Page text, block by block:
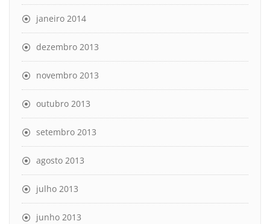
janeiro 2014
dezembro 2013
novembro 2013
outubro 2013
setembro 2013
agosto 2013
julho 2013
junho 2013